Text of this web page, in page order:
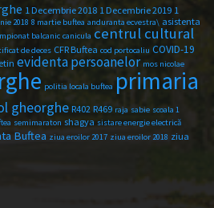
1 Decembrie 2018 1 Decembrie 2019 1
2018 8 martie buftea anduranta ecvestra\ asistenta
balcanic canicula centrul cultural
de deces CFR Buftea cod portocaliu COVID-19
evidenta persoanelor mos nicolae
politia locala buftea primaria
gheorghe R402 R469 raja sabie scoala 1
semimaraton shagya sistare energie electrică
Buftea ziua eroilor 2017 ziua eroilor 2018 ziua